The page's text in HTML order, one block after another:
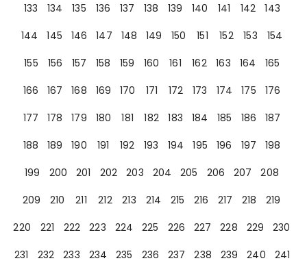
133
134 135 136 137 138 139 140 141 142
143
144
145 146 147 148 149 150 151 152 153
154
155
156 157 158 159 160 161 162 163 164
165
166
167 168 169 170 171 172 173 174 175
176
177
178 179 180 181 182 183 184 185 186
187
188
189 190 191 192 193 194 195 196 197
198
199
200 201 202 203 204 205 206 207
208
209
210 211 212 213 214 215 216 217 218
219
220
221 222 223 224 225 226 227 228 229
230
231
232 233 234 235 236 237 238 239 240
241